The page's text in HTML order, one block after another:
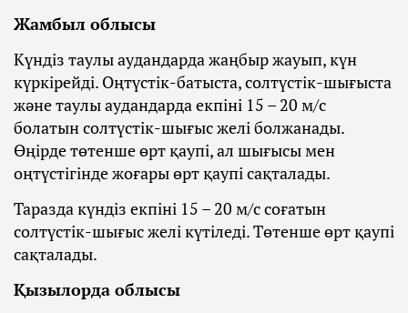
Жамбыл облысы
Күндіз таулы аудандарда жаңбыр жауып, күн
күркірейді. Оңтүстік-батыста, солтүстік-шығыста
және таулы аудандарда екпіні 15 – 20 м/с
болатын солтүстік-шығыс желі болжанады.
Өңірде төтенше өрт қаупі, ал шығысы мен
оңтүстігінде жоғары өрт қаупі сақталады.
Таразда күндіз екпіні 15 – 20 м/с соғатын
солтүстік-шығыс желі күтіледі. Төтенше өрт қаупі
сақталады.
Қызылорда облысы